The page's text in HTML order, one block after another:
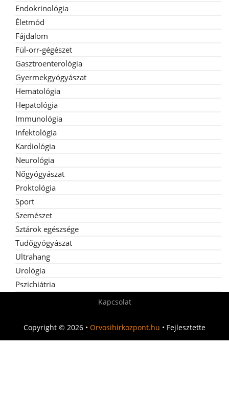
Endokrinológia
Életmód
Fájdalom
Fül-orr-gégészet
Gasztroenterológia
Gyermekgyógyászat
Hematológia
Hepatológia
Immunológia
Infektológia
Kardiológia
Neurológia
Nőgyógyászat
Proktológia
Sport
Szemészet
Sztárok egészsége
Tüdőgyógyászat
Ultrahang
Urológia
Pszichiátria
Kapcsolat
Copyright © 2026 • Orvosihirkozpont.hu • Fejlesztette